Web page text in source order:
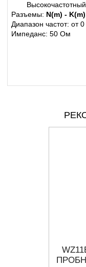
Разъемы: N(m) - K(m)
Диапазон частот: от
Импеданс: 50 Ом